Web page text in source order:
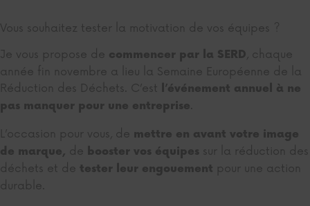
Vous souhaitez tester la motivation de vos équipes ?
Je vous propose de commencer par la SERD , chaque
année fin novembre a lieu la Semaine Européenne de la
Réduction des Déchets. C’est l’événement annuel à ne
pas manquer pour une entreprise
L’occasion pour vous, de mettre en avant votre image
de marque, de booster vos équipes sur la réduction des
déchets et de tester leur engouement pour une action
durable.